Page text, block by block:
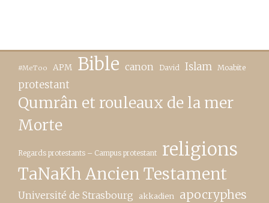
#MeToo APM Bible canon David Islam Moabite
protestant
Qumrân et rouleaux de la mer
Morte
Regards protestants – Campus protestant religions
TaNaKh Ancien Testament
Université de Strasbourg akkadien apocryphes